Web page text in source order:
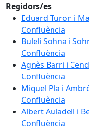
Regidors/es
Eduard Turon i
Confluència
Buleli Sohna i
Confluència
Agnès Barri i
Confluència
Miquel Pla i
Confluència
Albert Auladell i
Confluència